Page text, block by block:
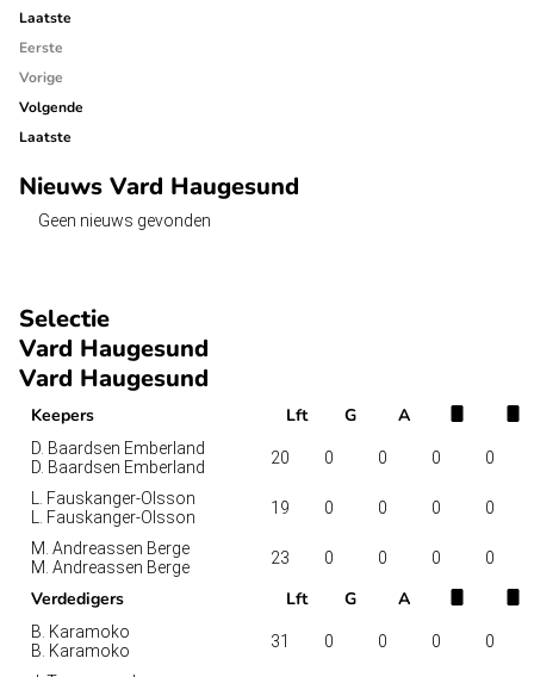
Laatste
Eerste
Vorige
Volgende
Laatste
Nieuws Vard Haugesund
Geen nieuws gevonden
Selectie
Vard Haugesund
Vard Haugesund
Keepers Lft G A
D. Baardsen Emberland
D. Baardsen Emberland
20 0 0 0 0
L. Fauskanger-Olsson
L. Fauskanger-Olsson
19 0 0 0 0
M. Andreassen Berge
M. Andreassen Berge
23 0 0 0 0
Verdedigers Lft G A
B. Karamoko
B. Karamoko
31 0 0 0 0